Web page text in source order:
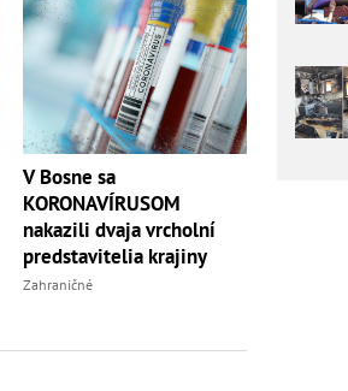
V Bosne sa
KORONAVÍRUSOM
nakazili dvaja vrcholní
predstavitelia krajiny
Zahraničné